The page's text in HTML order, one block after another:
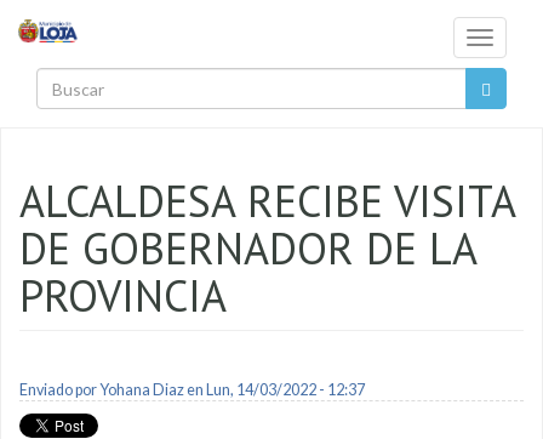
Toggle
ALCALDESA RECIBE VISITA
DE GOBERNADOR DE LA
PROVINCIA
Enviado porYohana Diazen Lun, 14/03/2022 - 12:37